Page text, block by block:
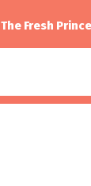
The Fresh